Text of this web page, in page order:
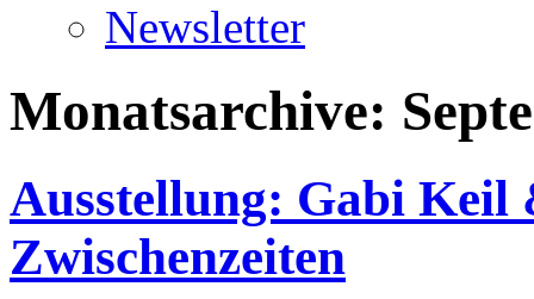
Newsletter
Monatsarchive:
Ausstellung: Gabi Keil
Zwischenzeiten